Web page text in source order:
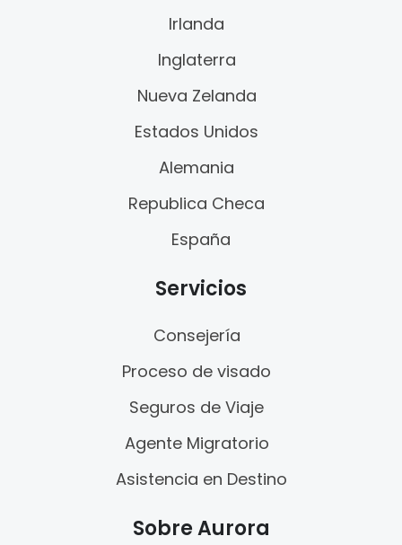
Irlanda
Inglaterra
Nueva Zelanda
Estados Unidos
Alemania
Republica Checa
España
Servicios
Consejería
Proceso de visado
Seguros de Viaje
Agente Migratorio
Asistencia en Destino
Sobre Aurora